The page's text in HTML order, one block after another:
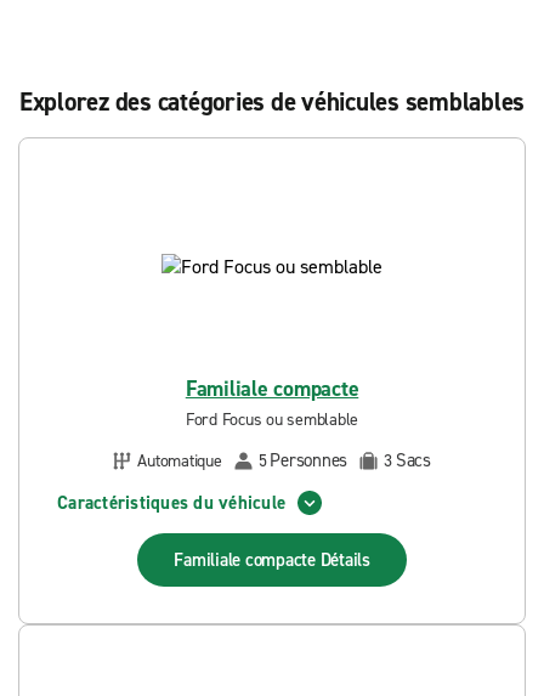
Explorez des catégories de véhicules semblables
Familiale compacte
Ford Focus ou semblable
Automatique
5Personnes 3 Sacs
Caractéristiques du véhicule
Familiale compacte Détails